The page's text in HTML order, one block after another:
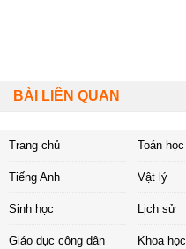
BÀI LIÊN QUAN
Trang chủ Toán học
Tiếng Anh Vật lý
Sinh học Lịch sử
Giáo dục công dân Khoa học